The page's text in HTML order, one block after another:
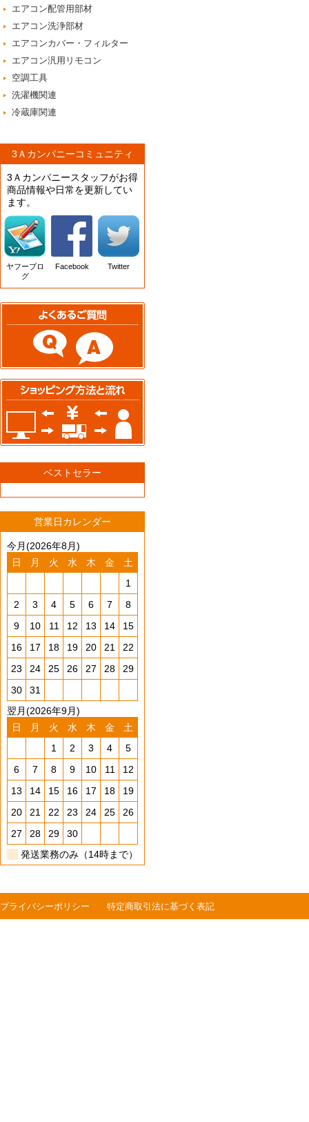
エアコン配管用部材
エアコン洗浄部材
エアコンカバー・フィルター
エアコン汎用リモコン
空調工具
洗濯機関連
冷蔵庫関連
3Ａカンパニーコミュニティ
3Ａカンパニースタッフがお得
商品情報や日常を更新してい
ます。
ヤフーブロ
グ
Facebook Twitter
ベストセラー
営業日カレンダー
今月(2026年8月)
日
月 火 水 木 金
土
1
2
3 4 5 6 7
8
9
10 11 12 13 14
15
16
17 18 19 20 21
22
23
24 25 26 27 28
29
30
31
翌月(2026年9月)
日
月 火 水 木 金
土
1
2 3 4
5
6
7 8 9 10 11
12
13
14 15 16 17 18
19
20
21 22 23 24 25
26
27
28 29
30
発送業務のみ（14時まで）
プライバシーポリシー 特定商取引法に基づく表記